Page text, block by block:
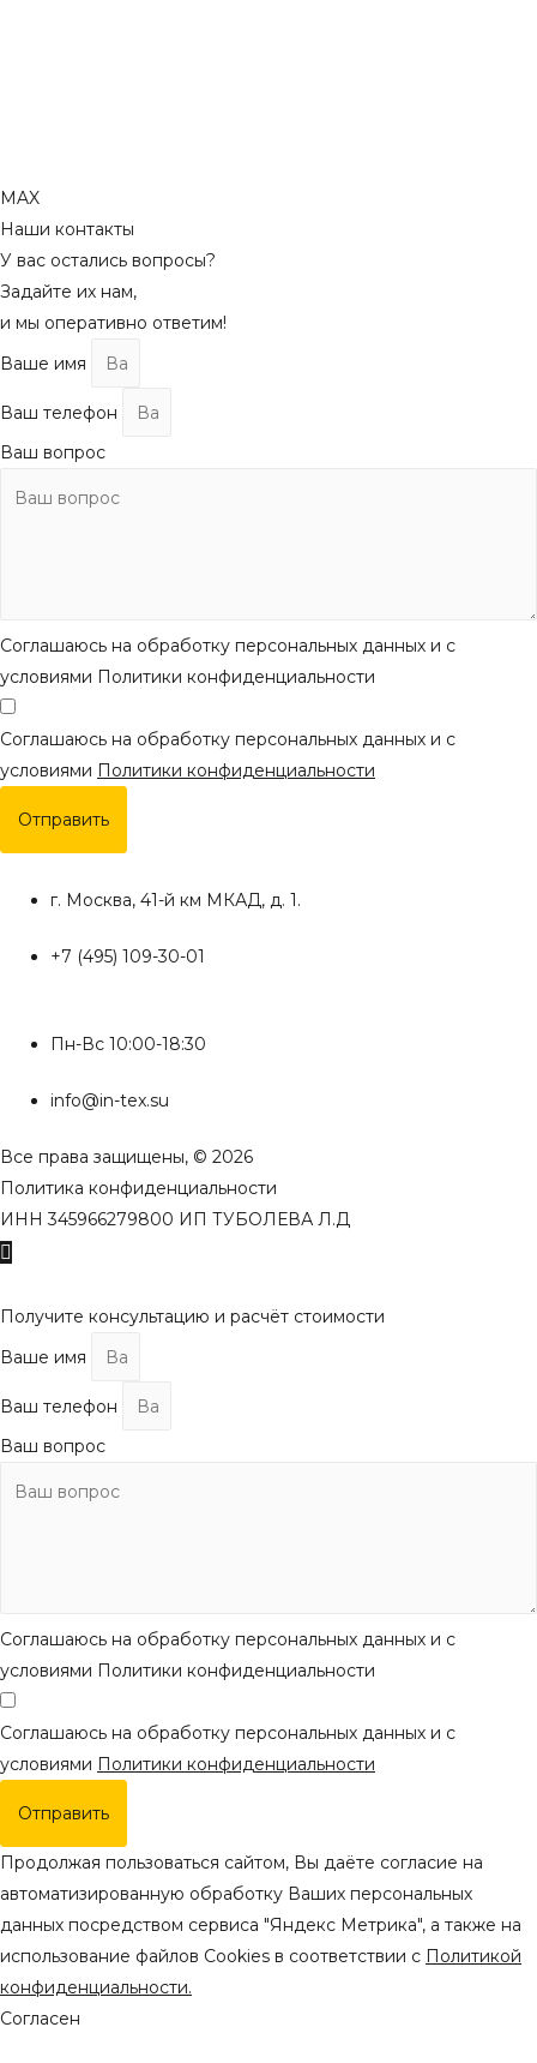
MAX
Наши контакты
У вас остались вопросы?
Задайте их нам,
и мы оперативно ответим!
Ваше имя
Ваш телефон
Ваш вопрос
Соглашаюсь на обработку персональных данных и с
условиями Политики конфиденциальности
Соглашаюсь на обработку персональных данных и с
условиями Политики конфиденциальности
Отправить
г. Москва, 41-й км МКАД, д. 1.
+7 (495) 109-30-01
Пн-Вс 10:00-18:30
info@in-tex.su
Все права защищены, © 2026
Политика конфиденциальности
ИНН 345966279800 ИП ТУБОЛЕВА Л.Д
Получите консультацию и расчёт стоимости
Ваше имя
Ваш телефон
Ваш вопрос
Соглашаюсь на обработку персональных данных и с
условиями Политики конфиденциальности
Соглашаюсь на обработку персональных данных и с
условиями Политики конфиденциальности
Отправить
Продолжая пользоваться сайтом, Вы даёте согласие на
автоматизированную обработку Ваших персональных
данных посредством сервиса "Яндекс Метрика", а также на
использование файлов Cookies в соответствии с Политикой
конфиденциальности.
Согласен